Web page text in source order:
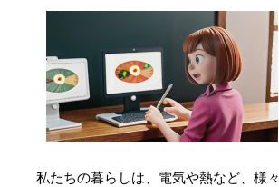
私たちの暮らしは、電気や熱など、様々